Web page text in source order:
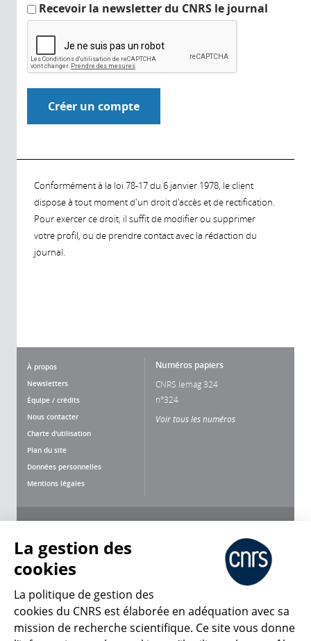
Recevoir la newsletter du CNRS le journal
Conformément à la loi 78-17 du 6 janvier 1978, le client
dispose à tout moment d'un droit d'accès et de rectification.
Pour exercer ce droit, il suffit de modifier ou supprimer
votre profil, ou de prendre contact avec la rédaction du
journal.
À propos
Newsletters
Équipe / crédits
Nous contacter
Charte d'utilisation
Plan du site
Données personnelles
Mentions légales
Numéros papiers
CNRS lemag 324
n°324
Voir tous les numéros
CNRS Le Mag
La gestion des
cookies
La politique de gestion des
cookies du CNRS est élaborée en adéquation avec sa
mission de recherche scientifique. Ce site vous donne